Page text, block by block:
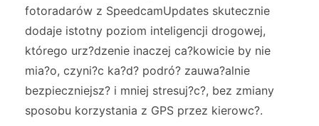
fotoradarów z SpeedcamUpdates skutecznie
dodaje istotny poziom inteligencji drogowej,
którego urz?dzenie inaczej ca?kowicie by nie
mia?o, czyni?c ka?d? podró? zauwa?alnie
bezpieczniejsz? i mniej stresuj?c?, bez zmiany
sposobu korzystania z GPS przez kierowc?.